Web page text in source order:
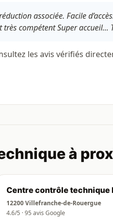
associée. Facile
compétent Super accueil...
les avis vérifiés
à
Centre contrôle technique
12200 Villefranche-de-Rouergue
4.6/5 · 95 avis Google